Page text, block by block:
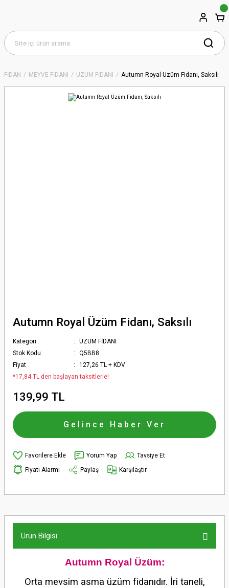
FİDAN MEYVE FİDANI ÜZÜM FİDANI Autumn Royal Üzüm Fidanı, Saksılı
Autumn Royal Üzüm Fidanı, Saksılı
Kategori
ÜZÜM FİDANI
Stok Kodu
Q5BB8
Fiyat
127,26 TL + KDV
*17,84 TL den başlayan taksitlerle!
139,99 TL
Gelince Haber Ver
Yorum Yap
Tavsiye Et
Fiyatı Alarmı
Paylaş Karşılaştır
Ürün Bilgisi
Autumn Royal Üzüm:
Orta mevsim asma üzüm fidanıdır. İri taneli,